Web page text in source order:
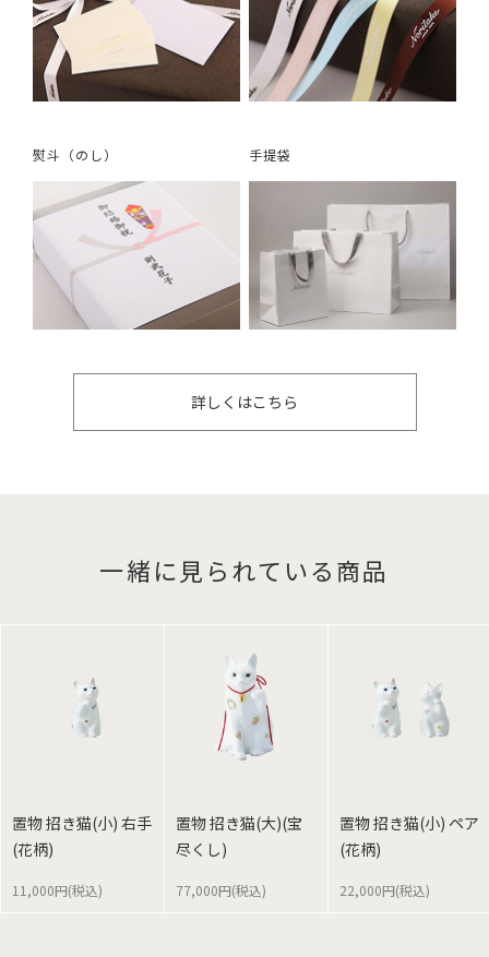
熨斗（のし） 手提袋
詳しくはこちら
一緒に見られている商品
置物 招き猫(小) 右手
(花柄)
11,000円(税込)
置物 招き猫(大)(宝
尽くし)
77,000円(税込)
置物 招き猫(小) ペア
(花柄)
22,000円(税込)